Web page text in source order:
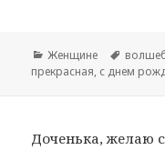
Рубрики
Женщине Метки
прекрасная, с днем
Доченька, желаю